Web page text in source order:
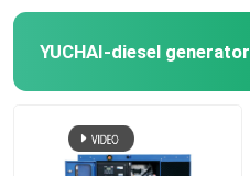
YUCHAI-diesel generator